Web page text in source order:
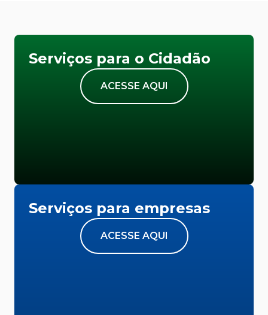
Serviços para o Cidadão
ACESSE AQUI
Serviços para empresas
ACESSE AQUI